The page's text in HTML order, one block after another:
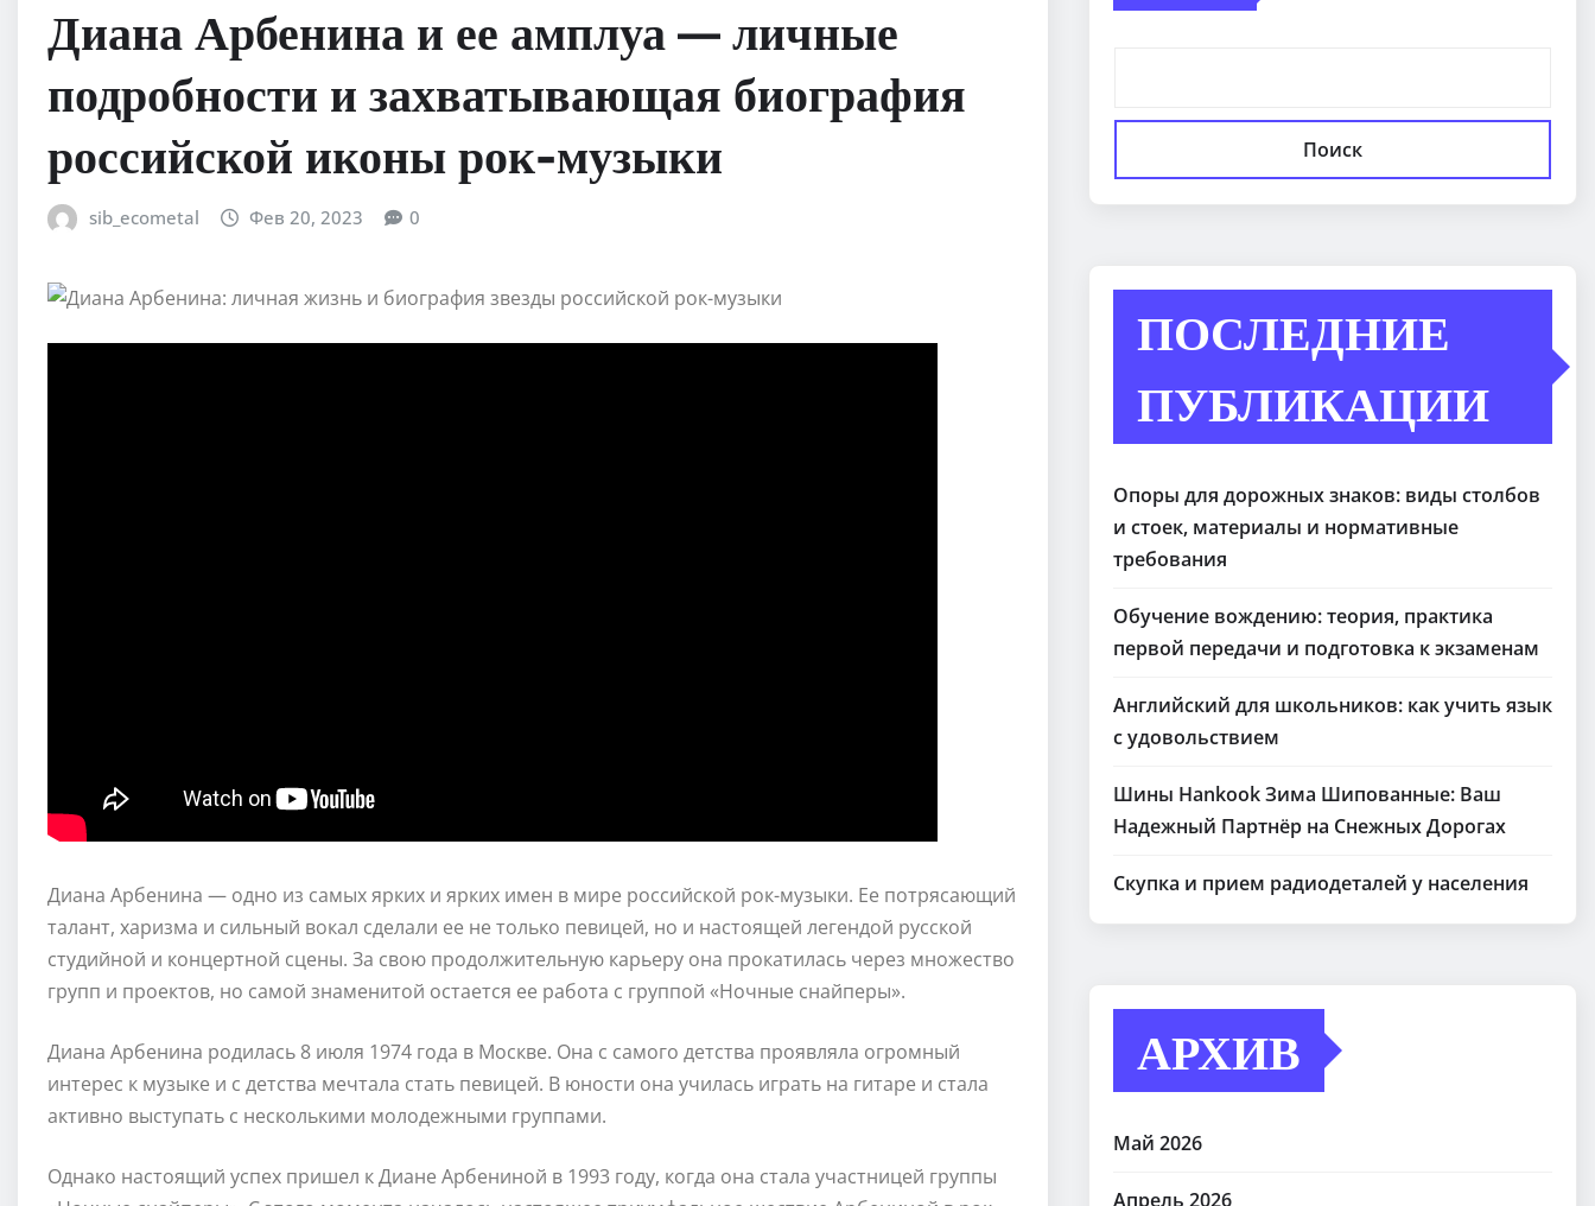
Диана Арбенина и ее амплуа — личные
подробности и захватывающая биография
российской иконы рок-музыки
sib_ecometal Фев 20, 2023 0
Диана Арбенина — одно из самых ярких и ярких имен в мире российской рок-музыки. Ее потрясающий
талант, харизма и сильный вокал сделали ее не только певицей, но и настоящей легендой русской
студийной и концертной сцены. За свою продолжительную карьеру она прокатилась через множество
групп и проектов, но самой знаменитой остается ее работа с группой «Ночные снайперы».
Диана Арбенина родилась 8 июля 1974 года в Москве. Она с самого детства проявляла огромный
интерес к музыке и с детства мечтала стать певицей. В юности она училась играть на гитаре и стала
активно выступать с несколькими молодежными группами.
Однако настоящий успех пришел к Диане Арбениной в 1993 году, когда она стала участницей группы
Поиск
ПОСЛЕДНИЕ
ПУБЛИКАЦИИ
Опоры для дорожных знаков: виды столбов
и стоек, материалы и нормативные
требования
Обучение вождению: теория, практика
первой передачи и подготовка к экзаменам
Английский для школьников: как учить язык
с удовольствием
Шины Hankook Зима Шипованные: Ваш
Надежный Партнёр на Снежных Дорогах
Скупка и прием радиодеталей у населения
АРХИВ
Май 2026
Апрель 2026